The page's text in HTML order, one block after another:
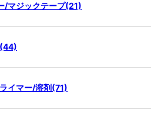
/マジックテープ(21)
イマー/溶剤(71)